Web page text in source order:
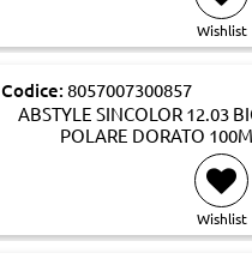
Wishlist
Codice: 8057007300857
ABSTYLE SINCOLOR 12.03
POLARE DORATO
Wishlist